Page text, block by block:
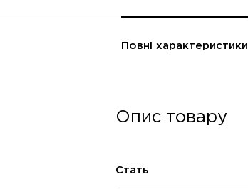
Повні характеристики
Опис товару
Стать